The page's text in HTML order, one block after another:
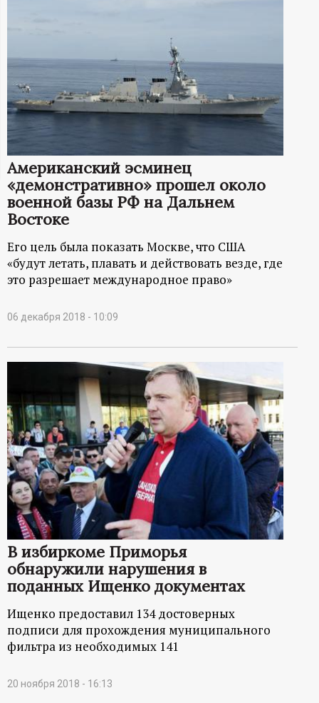
о
р
м
а
ц
и
о
ы
й
п
о
р
т
а
л
Американский эсминец
«демонстративно» прошел около
военной базы РФ на Дальнем
Востоке
Его цель была показать Москве, что США
«будут летать, плавать и действовать везде, где
это разрешает международное право»
06 декабря 2018 - 10:09
В избиркоме Приморья
обнаружили нарушения в
поданных Ищенко документах
Ищенко предоставил 134 достоверных
подписи для прохождения муниципального
фильтра из необходимых 141
20 ноября 2018 - 16:13